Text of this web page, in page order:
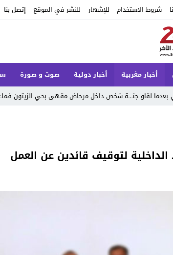
شروط الاستخدام للإشهار للنشر في الموقع إتصل بنا
أخبار مغربية أخبار دولية صوت و صورة
بعدما لقاو جثـ.ـة شخص داخل مرحاض مقهى بحي الزيتون
لتوقيف قائدين عن العمل